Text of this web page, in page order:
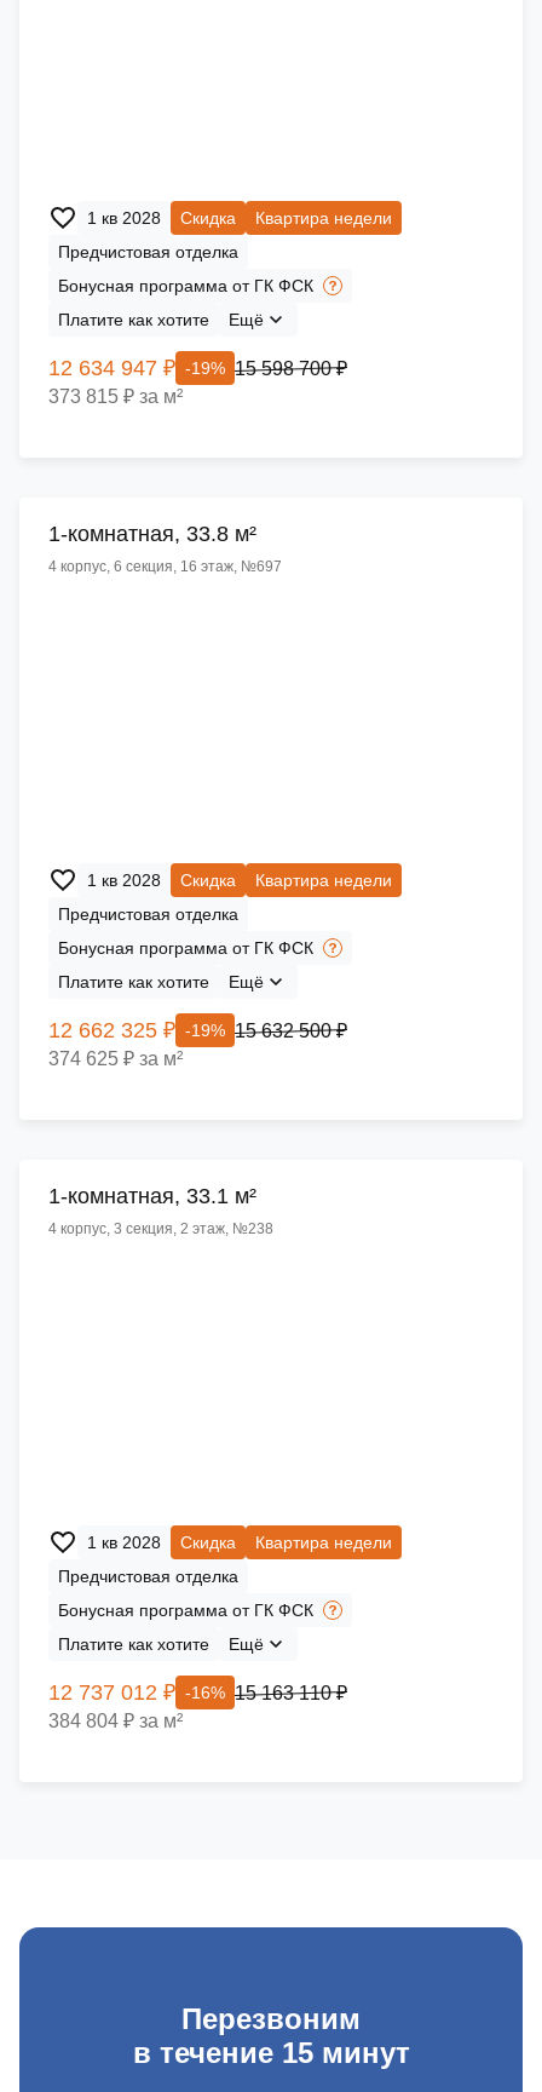
1 кв 2028 Скидка
Квартира недели
Предчистовая отделка
Бонусная программа от ГК ФСК
Платите как хотите
Ещё
12 634 947 ₽ -19% 15 598 700 ₽
373 815 ₽ за м²
1-комнатная, 33.8 м²
4 корпус, 6 секция, 16 этаж, №697
1 кв 2028 Скидка
Квартира недели
Предчистовая отделка
Бонусная программа от ГК ФСК
Платите как хотите
Ещё
12 662 325 ₽ -19% 15 632 500 ₽
374 625 ₽ за м²
1-комнатная, 33.1 м²
4 корпус, 3 секция, 2 этаж, №238
1 кв 2028 Скидка
Квартира недели
Предчистовая отделка
Бонусная программа от ГК ФСК
Платите как хотите
Ещё
12 737 012 ₽ -16% 15 163 110 ₽
384 804 ₽ за м²
Перезвоним
в течение 15 минут